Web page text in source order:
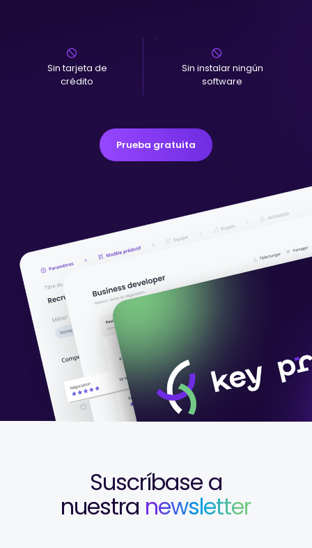
Sin tarjeta de
crédito
Sin instalar ningún
software
Prueba gratuita
Suscríbase a
nuestra newsletter